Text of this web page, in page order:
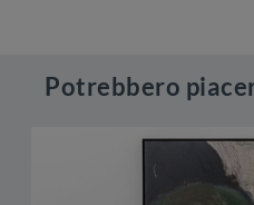
Potrebbero